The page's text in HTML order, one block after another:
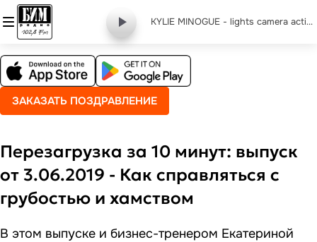
KYLIE MINOGUE - lights camera action
ЗАКАЗАТЬ ПОЗДРАВЛЕНИЕ
Перезагрузка за 10 минут: выпуск
от 3.06.2019 - Как справляться с
грубостью и хамством
В этом выпуске и бизнес-тренером Екатериной